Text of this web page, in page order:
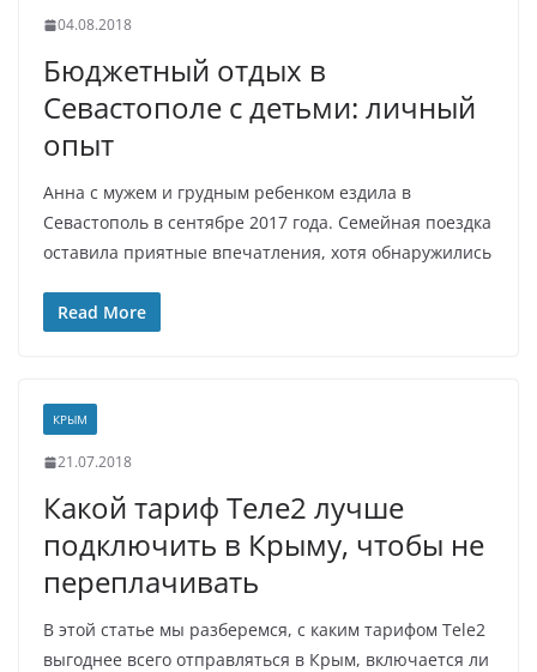
04.08.2018
Бюджетный отдых в
Севастополе с детьми: личный
опыт
Анна с мужем и грудным ребенком ездила в
Севастополь в сентябре 2017 года. Семейная поездка
оставила приятные впечатления, хотя обнаружились
Read More
КРЫМ
21.07.2018
Какой тариф Теле2 лучше
подключить в Крыму, чтобы не
переплачивать
В этой статье мы разберемся, с каким тарифом Tele2
выгоднее всего отправляться в Крым, включается ли